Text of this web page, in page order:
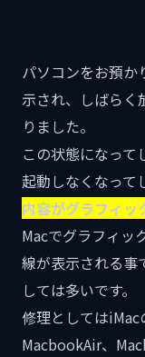
パソコンをお預か
示され、しばらく
りました。
この状態になって
起動しなくなって
内容がグラフィッ
Macでグラフィッ
線が表示される事
しては多いです。
修理としてはiMac
MacbookAir、